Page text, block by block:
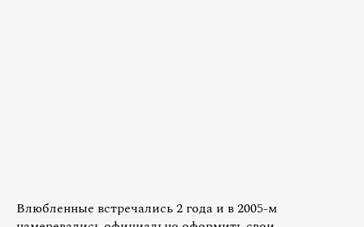
Влюбленные встречались 2 года и в 2005-м